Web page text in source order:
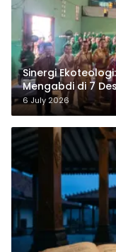
‎Sinergi
Mengabdi di 7
6 July 2026